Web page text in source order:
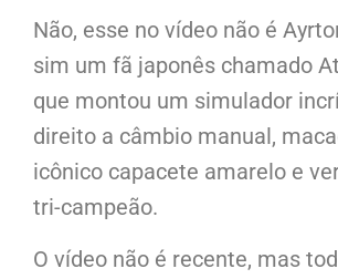
Não, esse no vídeo não é
sim um fã japonês chamado
que montou um simulador
direito a câmbio manual,
icônico capacete amarelo e
tri-campeão.
O vídeo não é recente, mas